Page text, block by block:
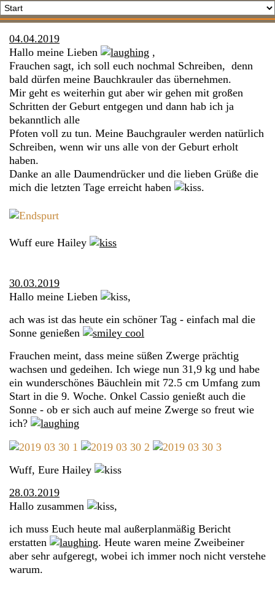
04.04.2019
Hallo meine Lieben
,
Frauchen sagt, ich soll euch nochmal Schreiben, denn
bald dürfen meine Bauchkrauler das übernehmen.
Mir geht es weiterhin gut aber wir gehen mit großen
Schritten der Geburt entgegen und dann hab ich ja
bekanntlich alle
Pfoten voll zu tun. Meine Bauchgrauler werden natürlich
Schreiben, wenn wir uns alle von der Geburt erholt
haben.
Danke an alle Daumendrücker und die lieben Grüße die
mich die letzten Tage erreicht haben
.
Wuff eure Hailey
30.03.2019
Hallo meine Lieben
,
ach was ist das heute ein schöner Tag - einfach mal die
Sonne genießen
Frauchen meint, dass meine süßen Zwerge prächtig
wachsen und gedeihen. Ich wiege nun 31,9 kg und habe
ein wunderschönes Bäuchlein mit 72.5 cm Umfang zum
Start in die 9. Woche. Onkel Cassio genießt auch die
Sonne - ob er sich auch auf meine Zwerge so freut wie
ich?
Wuff, Eure Hailey
28.03.2019
Hallo zusammen
,
ich muss Euch heute mal außerplanmäßig Bericht
erstatten
. Heute waren meine Zweibeiner
aber sehr aufgeregt, wobei ich immer noch nicht verstehe
warum.